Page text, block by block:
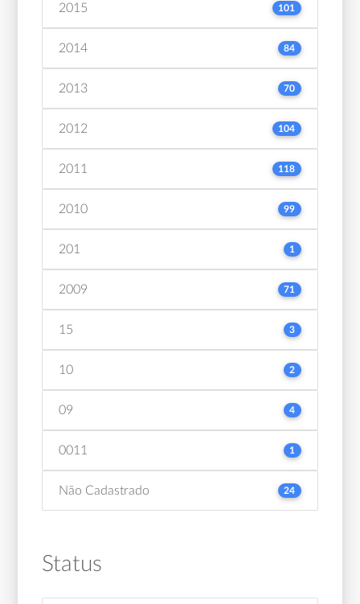
2015 101
2014 84
2013 70
2012 104
2011 118
2010 99
201 1
2009 71
15 3
10 2
09 4
0011 1
Não Cadastrado 24
Status